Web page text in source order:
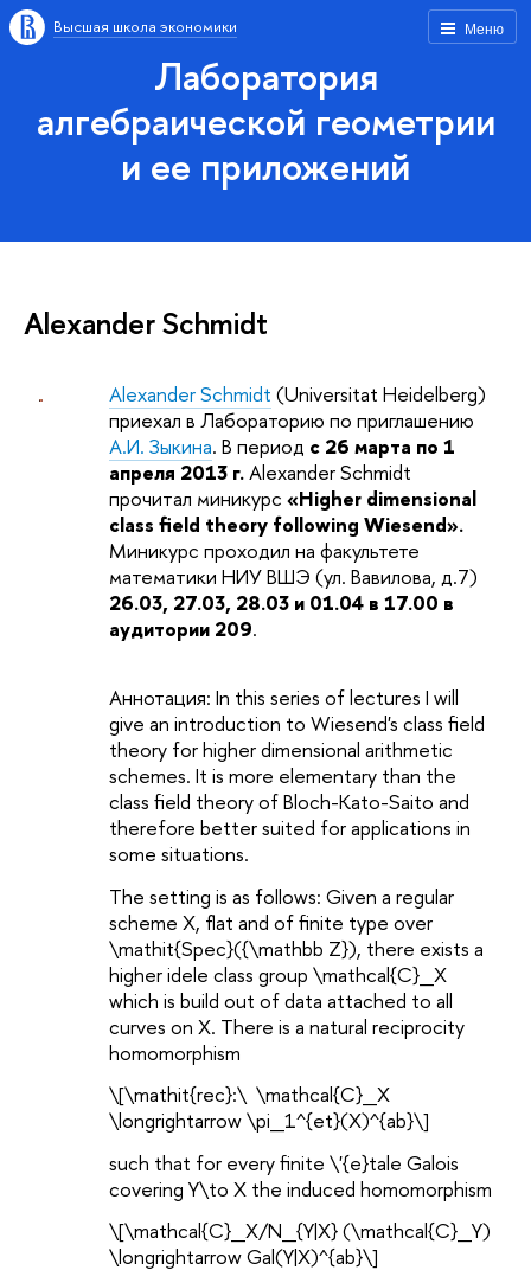
Меню
Высшая школа экономики
Лаборатория
алгебраической геометрии
и ее приложений
Alexander Schmidt
Alexander Schmidt (Universitat Heidelberg)
приехал в Лабораторию по приглашению
А.И. Зыкина. В период с 26 марта по 1
апреля 2013 г.Alexander Schmidt
прочитал миникурс «Higher dimensional
class field theory following Wiesend».
Миникурс проходил на факультете
математики НИУ ВШЭ (ул. Вавилова, д.7)
26.03, 27.03, 28.03 и 01.04 в 17.00 в
аудитории 209.
Аннотация: In this series of lectures I will
give an introduction to Wiesend's class field
theory for higher dimensional arithmetic
schemes. It is more elementary than the
class field theory of Bloch-Kato-Saito and
therefore better suited for applications in
some situations.
The setting is as follows: Given a regular
scheme X, flat and of finite type over
\mathit{Spec}({\mathbb Z}), there exists a
higher idele class group \mathcal{C}_X
which is build out of data attached to all
curves on X. There is a natural reciprocity
homomorphism
\[\mathit{rec}:\ \mathcal{C}_X
\longrightarrow \pi_1^{et}(X)^{ab}\]
such that for every finite \'{e}tale Galois
covering Y\to X the induced homomorphism
\[\mathcal{C}_X/N_{Y|X} (\mathcal{C}_Y)
\longrightarrow Gal(Y|X)^{ab}\]